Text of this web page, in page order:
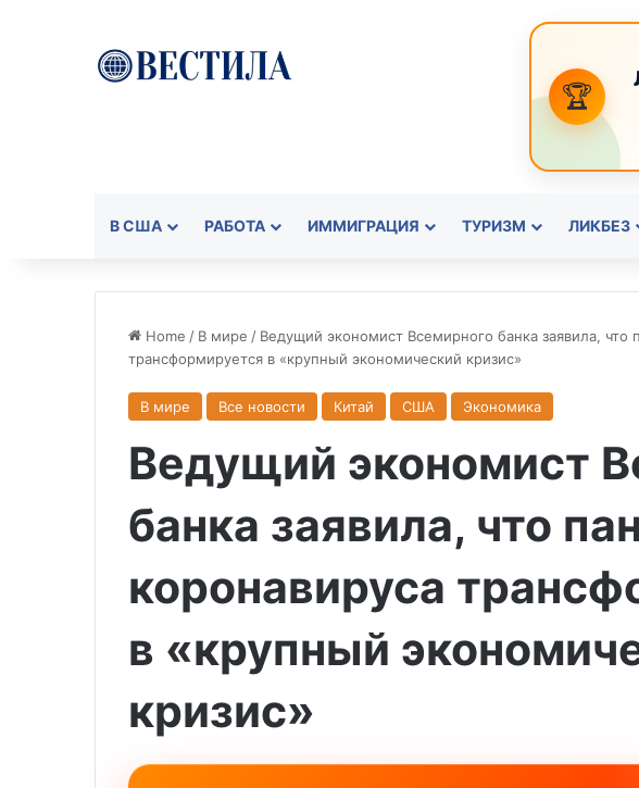
🏆
В США РАБОТА ИММИГРАЦИЯ ТУРИЗМ ЛИКБЕЗ
Home / В мире / Ведущий экономист Всемирного банка заявила, что
трансформируется в «крупный экономический кризис»
В мире Все новости Китай США Экономика
Ведущий экономист
банка заявила, что
коронавируса
в «крупный
кризис»